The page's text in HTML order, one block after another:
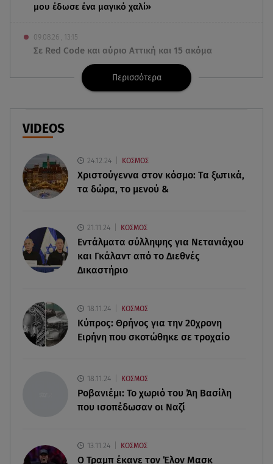
μου έδωσε ένα μαγικό χαλί»
09.08.26 , 13:15
Σε Red Code και αύριο Αττική και 15 ακόμα
περιοχές - 400 φωτιές σε 10 μέρες
Βαλέρια Χοψονίδου: Βάφτισε τον γιο της στη
Ερυθρός Σταυρός: Άγρια επίθεση σε νοσηλεύτρια
στα Επείγοντα
bar όπου πνίγηκε ο 4χρονος
09.08.26 , 12:20
Hyundai και Healthy Seas: Καθάρισαν 36 τόνους
09.08.26 , 12:13
Οι ερωτικές προβλέψεις για την εβδομάδα
10/08/2026 - 16/08/2026
09.08.26 , 12:00
Πώς να αποσυνδεθείς (ρεαλιστικά) από το άγχος
στις διακοπές
Περισσότερα
VIDEOS
24.12.24 ΚΟΣΜΟΣ
Χριστούγεννα στον κόσμο: Tα ξωτικά,
τα δώρα, το μενού &
21.11.24 ΚΟΣΜΟΣ
Εντάλματα σύλληψης για Νετανιάχου
και Γκάλαντ από το Διεθνές
Δικαστήριο
18.11.24 ΚΟΣΜΟΣ
Κύπρος: Θρήνος για την 20χρονη
Ειρήνη που σκοτώθηκε σε τροχαίο
18.11.24 ΚΟΣΜΟΣ
Ροβανιέμι: Το χωριό του Άη Βασίλη
που ισοπέδωσαν οι Ναζί
13.11.24 ΚΟΣΜΟΣ
O Τραμπ έκανε τον Έλον Μασκ